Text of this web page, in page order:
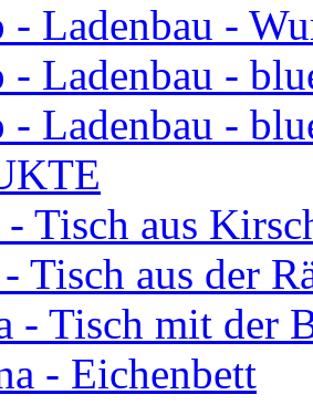
- Ladenbau -
- Ladenbau -
- Ladenbau -
Tisch aus
Tisch aus der
- Tisch mit der
- Eichenbett